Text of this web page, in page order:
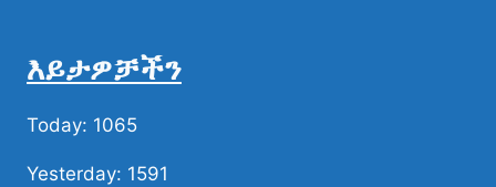
እይታዎቻችን
Today: 1065
Yesterday: 1591